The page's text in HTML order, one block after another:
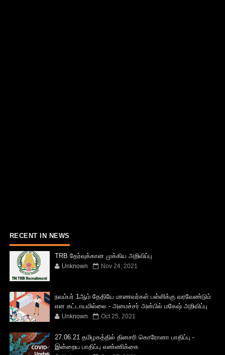
RECENT IN NEWS
TRB தேர்வுக்கான முக்கிய அறிவிப்பு
Unknown Nov 24, 2021
நவம்பர் 1ஆம் தேதியே மாணவர்கள் பள்ளிக்கு வரவேண்டும்
என கட்டாயமில்லை - அமைச்சர் அன்பில் மகேஷ் அறிவிப்பு
Unknown Oct 25, 2021
27.06.21 தமிழகத்தில் தினசரி கொரோனா பாதிப்பு -
இன்றைய பாதிப்பு எண்ணிக்கை